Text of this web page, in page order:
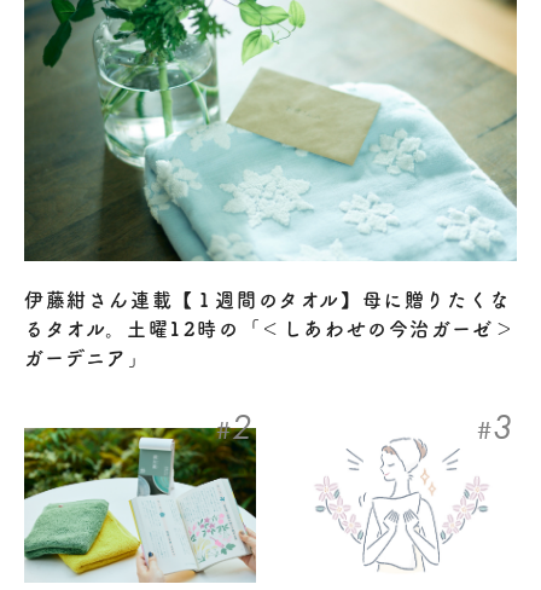
伊藤紺さん連載【１週間のタオル】母に贈りたくな
るタオル。土曜12時の「＜しあわせの今治ガーゼ＞
ガーデニア」
#2 #3